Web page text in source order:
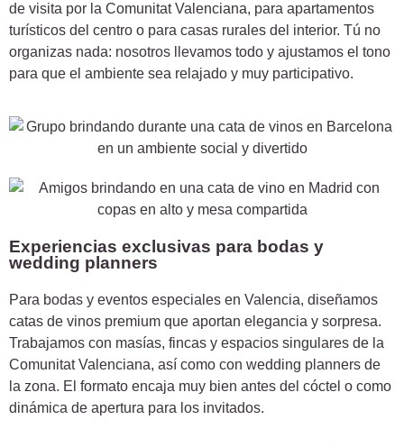
de visita por la Comunitat Valenciana, para apartamentos
turísticos del centro o para casas rurales del interior. Tú no
organizas nada: nosotros llevamos todo y ajustamos el tono
para que el ambiente sea relajado y muy participativo.
Experiencias exclusivas para bodas y
wedding planners
Para bodas y eventos especiales en Valencia, diseñamos
catas de vinos premium que aportan elegancia y sorpresa.
Trabajamos con masías, fincas y espacios singulares de la
Comunitat Valenciana, así como con wedding planners de
la zona. El formato encaja muy bien antes del cóctel o como
dinámica de apertura para los invitados.